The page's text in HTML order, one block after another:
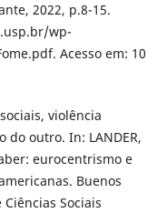
2022, p.8-15.
wp-
Acesso em: 10
violência
do outro. In: LANDER,
eurocentrismo e
Buenos
Sociais